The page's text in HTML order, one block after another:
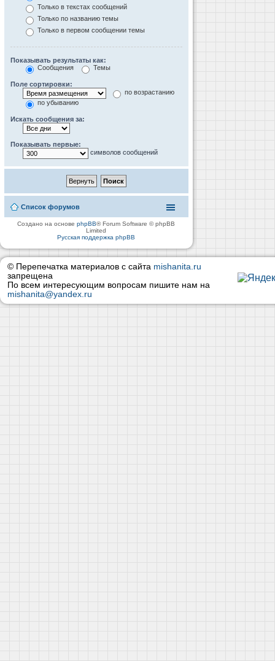
Только в текстах сообщений
Только по названию темы
Только в первом сообщении темы
Показывать результаты как:
Сообщения
Темы
Поле сортировки:
по возрастанию
по убыванию
Искать сообщения за:
Показывать первые:
символов сообщений
Список форумов
Создано на основеphpBB® Forum Software © phpBB
Limited
Русская поддержка phpBB
© Перепечатка материалов с сайта mishanita.ru
запрещена
По всем интересующим вопросам пишите нам на
mishanita@yandex.ru